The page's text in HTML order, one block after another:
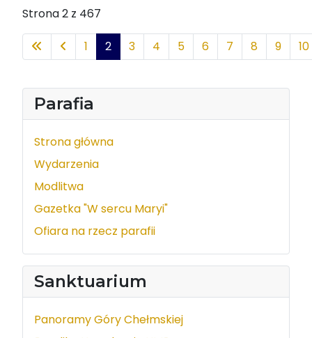
Parafia
Strona główna
Wydarzenia
Modlitwa
Gazetka "W sercu Maryi"
Ofiara na rzecz parafii
Sanktuarium
Panoramy Góry Chełmskiej
Strona 2 z 467
1 2 3 4 5 6 7 8 9 10